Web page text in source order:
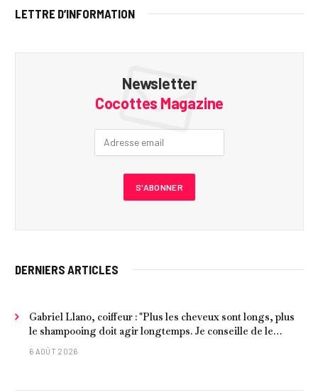
LETTRE D’INFORMATION
Newsletter
Cocottes Magazine
DERNIERS ARTICLES
Gabriel Llano, coiffeur : "Plus les cheveux sont longs, plus
le shampooing doit agir longtemps. Je conseille de le
laisser entre 1 et 3 minutes."
6 AOÛT 2026